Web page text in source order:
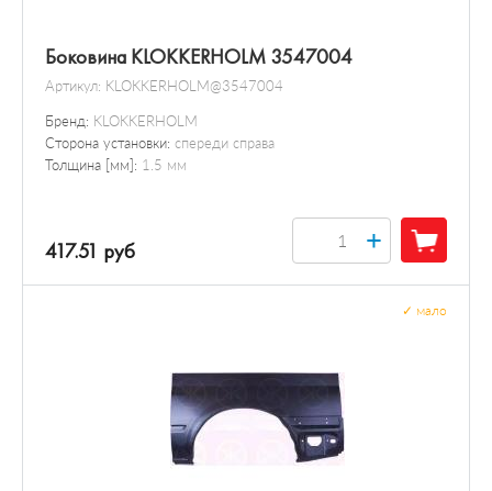
Боковина KLOKKERHOLM 3547004
Артикул: KLOKKERHOLM@3547004
Бренд: KLOKKERHOLM
Сторона установки: спереди справа
Толщина [мм]: 1.5 мм
417.51 руб +
мало